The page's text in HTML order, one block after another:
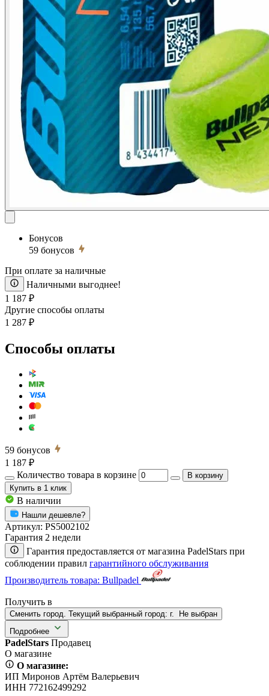
Бонусов
59 бонусов
При оплате за наличные
Наличными выгоднее!
1 187 ₽
Другие способы оплаты
1 287 ₽
Способы оплаты
59 бонусов
1 187 ₽
Количество товара в корзине
В корзину
Купить в 1 клик
В наличии
Нашли дешевле?
Артикул: PS5002102
Гарантия 2 недели
Гарантия предоставляется от магазина PadelStars при
соблюдении правил гарантийного обслуживания
Производитель товара: Bullpadel
Получить в
Сменить город. Текущий выбранный город: г.
Не выбран
Подробнее
PadelStars Продавец
О магазине
О магазине:
ИП Миронов Артём Валерьевич
ИНН 772162499292